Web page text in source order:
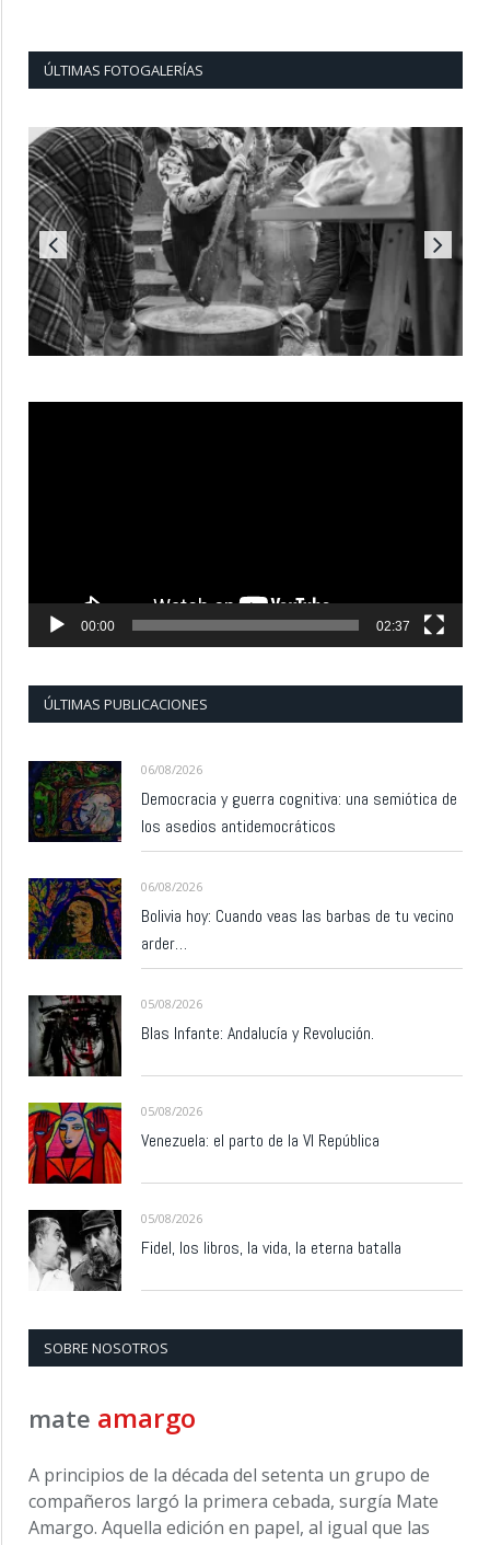
ÚLTIMAS FOTOGALERÍAS
00:00 02:37
ÚLTIMAS PUBLICACIONES
06/08/2026
Democracia y guerra cognitiva: una semiótica de
los asedios antidemocráticos
06/08/2026
Bolivia hoy: Cuando veas las barbas de tu vecino
arder…
05/08/2026
Blas Infante: Andalucía y Revolución.
05/08/2026
Venezuela: el parto de la VI República
05/08/2026
Fidel, los libros, la vida, la eterna batalla
SOBRE NOSOTROS
mate amargo
A principios de la década del setenta un grupo de
compañeros largó la primera cebada, surgía Mate
Amargo. Aquella edición en papel, al igual que las